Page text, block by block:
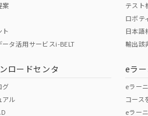
案
ト
ータ活用サービスi-BELT
ロードセンタ
グ
アル
テスト
ロボテ
日本語
輸出該
eラ
eラー
コース
eラー